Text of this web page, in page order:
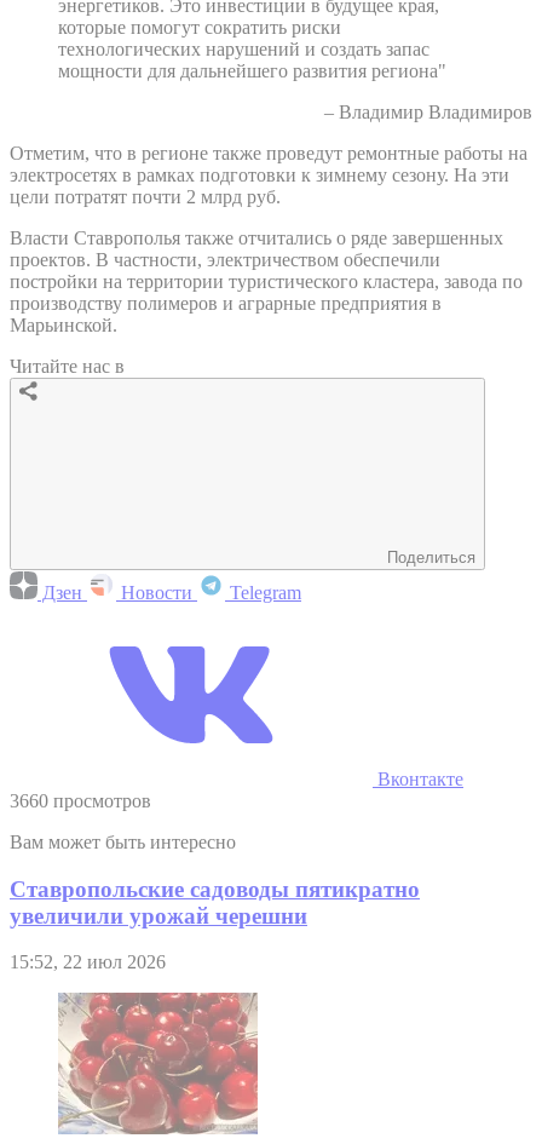
энергетиков. Это инвестиции в будущее края,
которые помогут сократить риски
технологических нарушений и создать запас
мощности для дальнейшего развития региона"
– Владимир Владимиров
Отметим, что в регионе также проведут ремонтные работы на
электросетях в рамках подготовки к зимнему сезону. На эти
цели потратят почти 2 млрд руб.
Власти Ставрополья также отчитались о ряде завершенных
проектов. В частности, электричеством обеспечили
постройки на территории туристического кластера, завода по
производству полимеров и аграрные предприятия в
Марьинской.
Читайте нас в
Поделиться
Дзен Новости Telegram
Вконтакте
3660 просмотров
Вам может быть интересно
Ставропольские садоводы пятикратно
увеличили урожай черешни
15:52, 22 июл 2026